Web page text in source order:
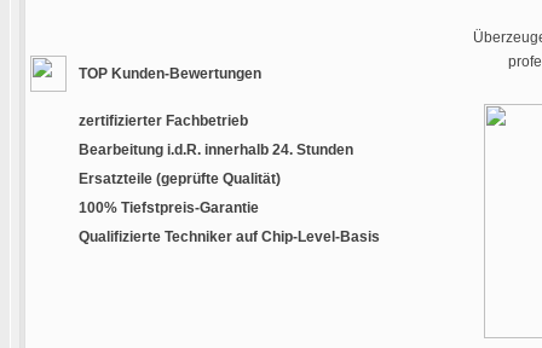
TOP Kunden-Bewertungen
zertifizierter Fachbetrieb
Bearbeitung i.d.R. innerhalb 24. Stunden
Ersatzteile (geprüfte Qualität)
100% Tiefstpreis-Garantie
Qualifizierte Techniker auf Chip-Level-Basis